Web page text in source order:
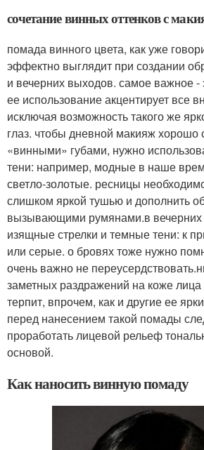
сочетание винных оттенков с
помада винного цвета, как уже
эффектно выглядит при создании
и вечерних выходов. самое важное -
ее использование акцентирует все
исключая возможность такого же
глаз. чтобы дневной макияж хорошо
«винными» губами, нужно
тени: например, модные в наше
светло-золотые. ресницы
слишком яркой тушью и дополнить
вызывающими румянами.в вечерних
изящные стрелки и темные тени: к
или серые. о бровях тоже нужно
очень важно не
заметных раздражений на коже
терпит, впрочем, как и другие ее
перед нанесением такой помады
проработать лицевой рельеф
основой.
Как наносить винную помаду